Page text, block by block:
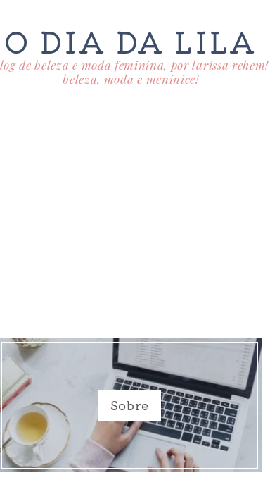
O DIA DA LILA
de beleza e moda feminina, por larissa rehem!
beleza, moda e meninice!
Sobre